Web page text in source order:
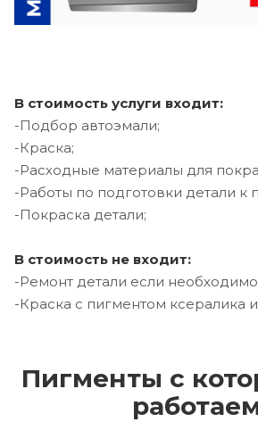
В стоимость услуги входит:
-Подбор автоэмали;
-Краска;
-Расходные материалы для
-Работы по подготовки детали к
-Покраска детали;
В стоимость не входит:
-Ремонт детали если
-Краска с пигментом ксералика
Пигменты с